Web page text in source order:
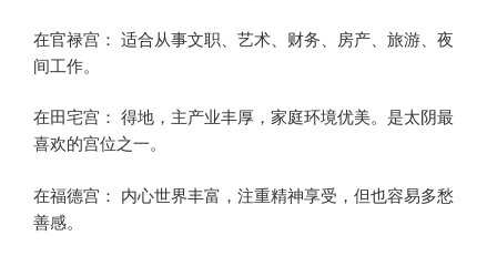
在官禄宫： 适合从事文职、艺术、财务、房产、旅游、夜
间工作。
在田宅宫： 得地，主产业丰厚，家庭环境优美。是太阴最
喜欢的宫位之一。
在福德宫： 内心世界丰富，注重精神享受，但也容易多愁
善感。